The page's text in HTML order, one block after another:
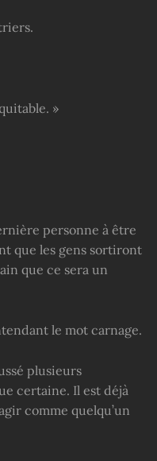
»
personne à être
que les gens sortiront
que ce sera un
le mot carnage.
plusieurs
certaine. Il est déjà
comme quelqu’un